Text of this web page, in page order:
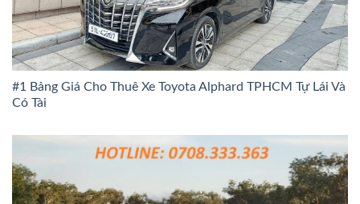
#1 Bảng Giá Cho Thuê Xe Toyota Alphard TPHCM Tự Lái Và
Có Tài